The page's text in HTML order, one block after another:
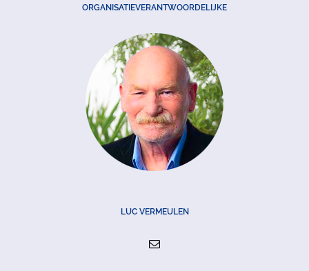
ORGANISATIEVERANTWOORDELIJKE
LUC VERMEULEN